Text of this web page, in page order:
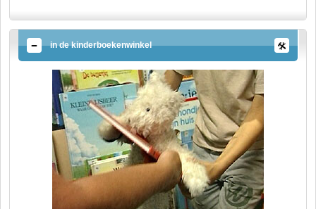
in de kinderboekenwinkel